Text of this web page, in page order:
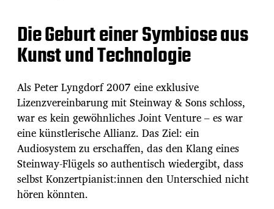
Die Geburt einer Symbiose aus
Kunst und Technologie
Als Peter Lyngdorf 2007 eine exklusive
Lizenzvereinbarung mit Steinway & Sons schloss,
war es kein gewöhnliches Joint Venture – es war
eine künstlerische Allianz. Das Ziel: ein
Audiosystem zu erschaffen, das den Klang eines
Steinway-Flügels so authentisch wiedergibt, dass
selbst Konzertpianist:innen den Unterschied nicht
hören könnten.